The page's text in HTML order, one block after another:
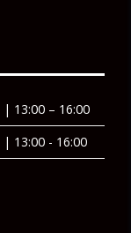
| 13:00 – 16:00
| 13:00 - 16:00